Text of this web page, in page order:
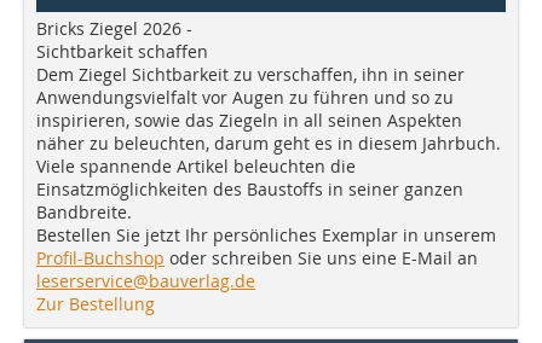
Bricks Ziegel 2026 -
Sichtbarkeit schaffen
Dem Ziegel Sichtbarkeit zu verschaffen, ihn in seiner
Anwendungsvielfalt vor Augen zu führen und so zu
inspirieren, sowie das Ziegeln in all seinen Aspekten
näher zu beleuchten, darum geht es in diesem Jahrbuch.
Viele spannende Artikel beleuchten die
Einsatzmöglichkeiten des Baustoffs in seiner ganzen
Bandbreite.
Bestellen Sie jetzt Ihr persönliches Exemplar in unserem
Profil-Buchshop oder schreiben Sie uns eine E-Mail an
leserservice@bauverlag.de
Zur Bestellung